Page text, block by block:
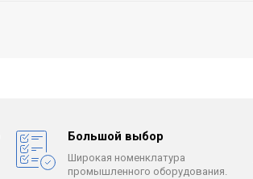
Большой выбор
Широкая номенклатура
промышленного оборудования.